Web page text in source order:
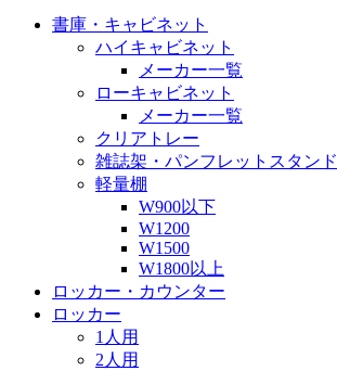
書庫・キャビネット
ハイキャビネット
メーカー一覧
ローキャビネット
メーカー一覧
クリアトレー
雑誌架・パンフレットスタンド
軽量棚
W900以下
W1200
W1500
W1800以上
ロッカー・カウンター
ロッカー
1人用
2人用